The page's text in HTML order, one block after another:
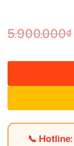
5.900.000₫
📞 Hotline: